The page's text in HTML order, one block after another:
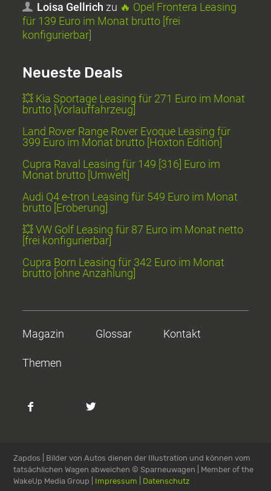
Loisa Gellrich zu 🔥 Opel Frontera Leasing
für 139 Euro im Monat brutto [frei
konfigurierbar]
Neueste Deals
💥 Kia Sportage Leasing für 271 Euro im Monat
brutto [Vorlauffahrzeug]
Land Rover Range Rover Evoque Leasing für
399 Euro im Monat brutto [Hoxton Edition]
Cupra Raval Leasing für 149 [316] Euro im
Monat brutto [Umwelt]
Audi Q4 e-tron Leasing für 549 Euro im Monat
brutto [Eroberung]
💥 VW Golf Leasing für 87 Euro im Monat netto
[frei konfigurierbar]
Cupra Born Leasing für 342 Euro im Monat
brutto [ohne Anzahlung]
Magazin Glossar Kontakt
Themen
Zapdos | Bilder von Autos dienen der Illustration und können vom
tatsächlichen Wagen abweichen© Sparneuwagen | Member of the
WakeUp Media Group | Impressum Datenschutz